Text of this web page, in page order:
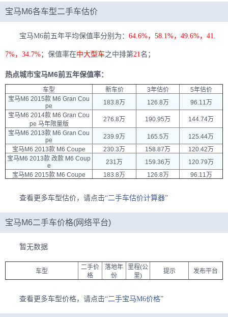
宝马M6各车型二手车估价
宝马M6前五年平均保值率分别为： 64.6%，58.1%，49.6%，41.
7%，34.7%；保值率在中大型车之中排第21名；
热点城市宝马M6前五年保值率：
车型 新车价 3年估价
5年估价
宝马M6 2015款 M6 Gran Cou
pe
183.8万 126.8万
96.11万
宝马M6 2014款 M6 Gran Cou
pe 马年限量版
276.8万 190.95万
144.74万
宝马M6 2013款 M6 Gran Cou
pe
239.9万 165.5万
125.44万
宝马M6 2013款 M6 Coupe
230.3万 158.87万
120.42万
宝马M6 2013款 改款 M6 Coup
e
231万 159.36万
120.79万
宝马M6 2015款 M6 Coupe
183.8万 126.8万 96.11万
查看更多车型估价，请点击“二手车估价计算器”
宝马M6二手车价格(网络平台)
暂无数据
车型
二手价
格
落地年
份
里程(公
里)
提示 发布平台
查看更多车型价格，请点击“二手宝马M6价格”